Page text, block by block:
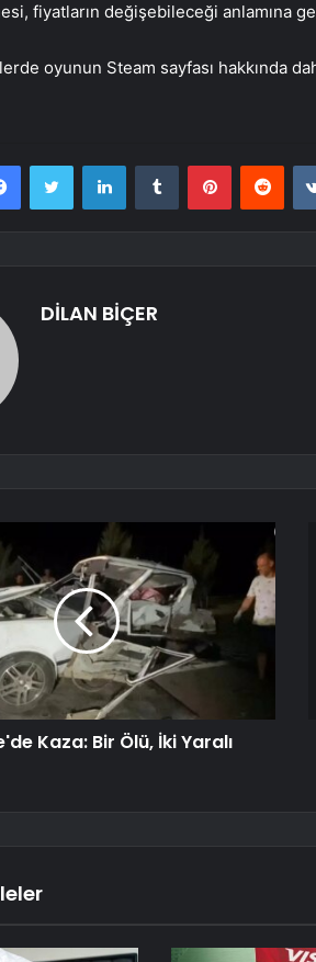
fiyatların değişebileceği anlamına
oyunun Steam sayfası hakkında
FacebookTwitter LinkedInTumblr Pinterest
DİLAN BİÇER
Kaza: Bir Ölü, İki Yaralı